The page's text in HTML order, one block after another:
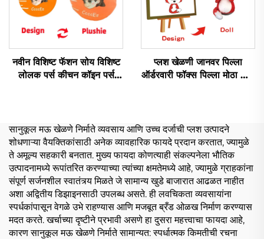
नवीन विशिष्ट फॅशन सोय विशिष्ट
लोलक पर्स कीचन कॉइन पर्स
प्लश खेळणी जानवर पिल्ला
ऑर्डरवारी फॉक्स पिल्ला मोठा डॉल
सानुकूल मऊ खेळणे निर्माते व्यवसाय आणि उच्च दर्जाची प्लश उत्पादने
शोधणाऱ्या वैयक्तिकांसाठी अनेक व्यावहारिक फायदे प्रदान करतात, ज्यामुळे
ते अमूल्य सहकारी बनतात. मुख्य फायदा कोणत्याही संकल्पनेला भौतिक
उत्पादनामध्ये रूपांतरित करण्याच्या त्यांच्या क्षमतेमध्ये आहे, ज्यामुळे ग्राहकांना
संपूर्ण सर्जनशील स्वातंत्र्य मिळते जे सामान्य खुडे बाजारात आढळत नाहीत
अशा अद्वितीय डिझाइनसाठी उपलब्ध असते. ही लवचिकता व्यवसायांना
स्पर्धकांपासून वेगळे उभे राहण्यास आणि मजबूत ब्रँड ओळख निर्माण करण्यास
मदत करते. खर्चाच्या दृष्टीने प्रभावी असणे हा दुसरा महत्त्वाचा फायदा आहे,
कारण सानुकूल मऊ खेळणे निर्माते सामान्यत: स्पर्धात्मक किमतीची रचना